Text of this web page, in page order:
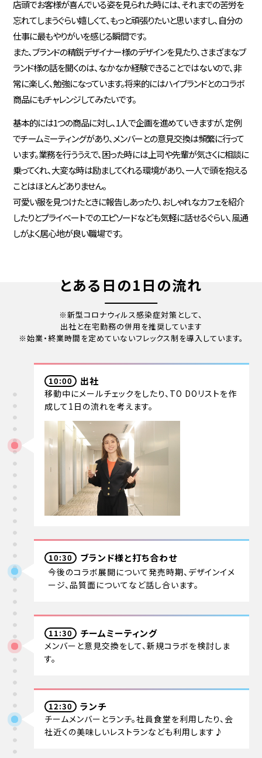
店頭でお客様が喜んでいる姿を見られた時には、それまでの苦労を
忘れてしまうぐらい嬉しくて、もっと頑張りたいと思いますし、自分の
仕事に最もやりがいを感じる瞬間です。
また、ブランドの精鋭デザイナー様のデザインを見たり、さまざまなブ
ランド様の話を聞くのは、なかなか経験できることではないので、非
常に楽しく、勉強になっています。将来的にはハイブランドとのコラボ
商品にもチャレンジしてみたいです。
基本的には1つの商品に対し、1人で企画を進めていきますが、定例
でチームミーティングがあり、メンバーとの意見交換は頻繁に行って
います。業務を行ううえで、困った時には上司や先輩が気さくに相談に
乗ってくれ、大変な時は励ましてくれる環境があり、一人で頭を抱える
ことはほとんどありません。
可愛い服を見つけたときに報告しあったり、おしゃれなカフェを紹介
したりとプライベートでのエピソードなども気軽に話せるぐらい、風通
しがよく居心地が良い職場です。
とある日の1日の流れ
※新型コロナウィルス感染症対策として、
出社と在宅勤務の併用を推奨しています
※始業・終業時間を定めていないフレックス制を導入しています。
10:00 出社
移動中にメールチェックをしたり、 TO DOリストを作
成して1日の流れを考えます。
10:30 ブランド様と打ち合わせ
今後のコラボ展開について発売時期、デザインイメ
ージ、品質面についてなど話し合います。
11:30 チームミーティング
メンバーと意見交換をして、新規コラボを検討しま
す。
12:30 ランチ
チームメンバーとランチ。社員食堂を利用したり、会
社近くの美味しいレストランなども利用します♪